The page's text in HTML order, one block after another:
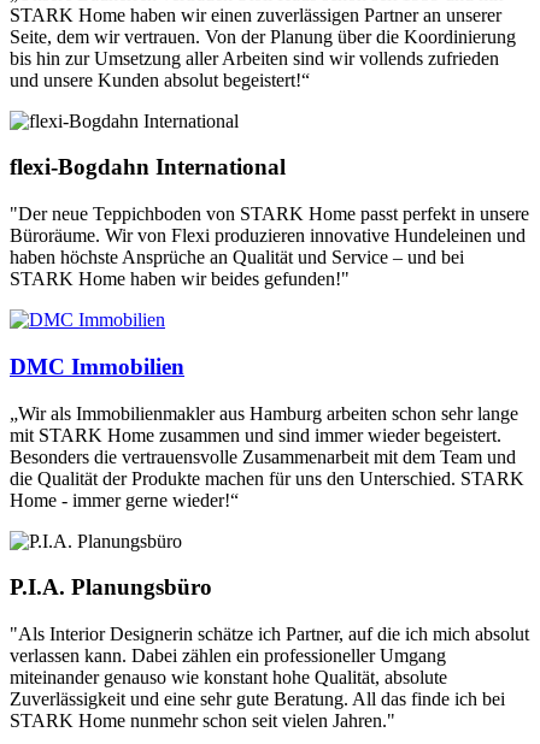
STARK Home haben wir einen zuverlässigen Partner an unserer
Seite, dem wir vertrauen. Von der Planung über die Koordinierung
bis hin zur Umsetzung aller Arbeiten sind wir vollends zufrieden
und unsere Kunden absolut begeistert!“
flexi-Bogdahn International
"Der neue Teppichboden von STARK Home passt perfekt in unsere
Büroräume. Wir von Flexi produzieren innovative Hundeleinen und
haben höchste Ansprüche an Qualität und Service – und bei
STARK Home haben wir beides gefunden!"
DMC Immobilien
„Wir als Immobilienmakler aus Hamburg arbeiten schon sehr lange
mit STARK Home zusammen und sind immer wieder begeistert.
Besonders die vertrauensvolle Zusammenarbeit mit dem Team und
die Qualität der Produkte machen für uns den Unterschied. STARK
Home - immer gerne wieder!“
P.I.A. Planungsbüro
"Als Interior Designerin schätze ich Partner, auf die ich mich absolut
verlassen kann. Dabei zählen ein professioneller Umgang
miteinander genauso wie konstant hohe Qualität, absolute
Zuverlässigkeit und eine sehr gute Beratung. All das finde ich bei
STARK Home nunmehr schon seit vielen Jahren."